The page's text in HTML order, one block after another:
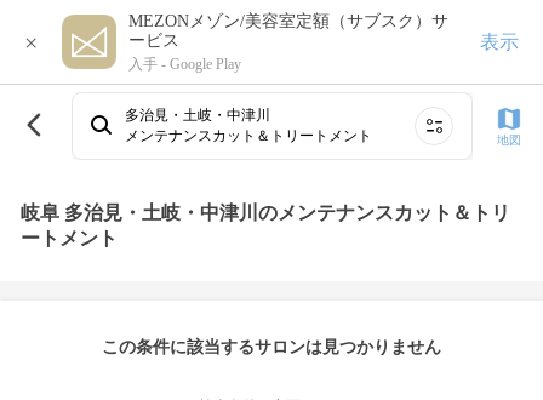
×
MEZONメゾン/美容室定額（サブスク）サ
ービス
入手 - Google Play
表示
多治見・土岐・中津川
メンテナンスカット＆トリートメント
地図
岐阜 多治見・土岐・中津川のメンテナンスカット＆トリ
ートメント
この条件に該当するサロンは見つかりません